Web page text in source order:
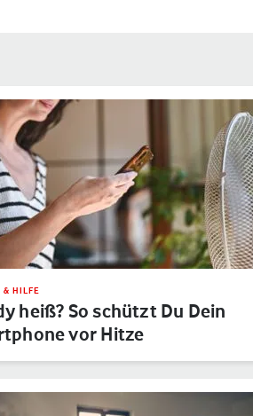
& HILFE
heiß? So schützt Du Dein
vor Hitze